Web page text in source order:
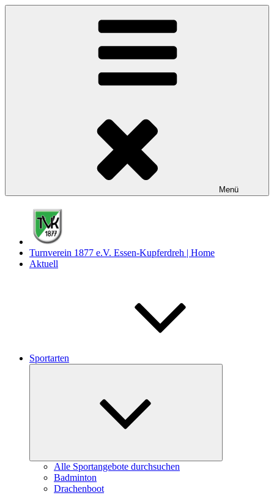
Zum
Menü
Turnverein 1877 e.V. Essen-Kupferdreh | Home
Aktuell
Sportarten
Alle Sportangebote durchsuchen
Badminton
Drachenboot